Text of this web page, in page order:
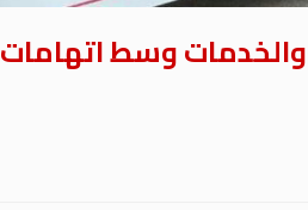
وسط اتهامات